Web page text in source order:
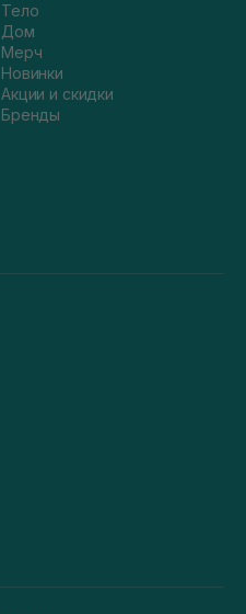
Тело
Дом
Мерч
Новинки
Акции и скидки
Бренды